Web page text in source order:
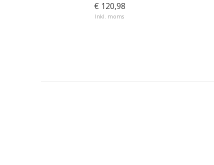
€ 120,98
Inkl. moms